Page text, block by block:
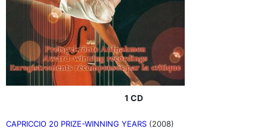
1 CD
CAPRICCIO 20 PRIZE-WINNING YEARS (2008)